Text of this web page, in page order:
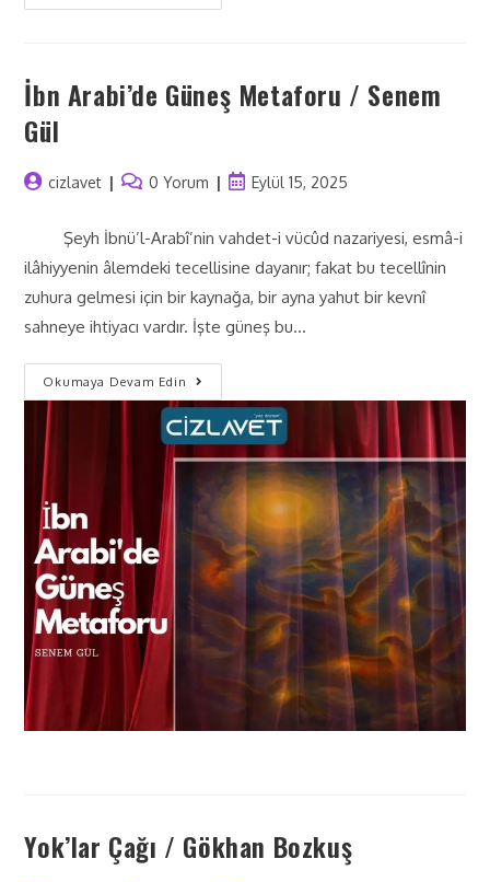
İbn Arabi’de Güneş Metaforu / Senem
Gül
cizlavet 0 Yorum Eylül 15, 2025
Şeyh İbnü’l-Arabî’nin vahdet-i vücûd nazariyesi, esmâ-i
ilâhiyyenin âlemdeki tecellisine dayanır; fakat bu tecellînin
zuhura gelmesi için bir kaynağa, bir ayna yahut bir kevnî
sahneye ihtiyacı vardır. İşte güneş bu…
Okumaya Devam Edin
Yok’lar Çağı / Gökhan Bozkuş